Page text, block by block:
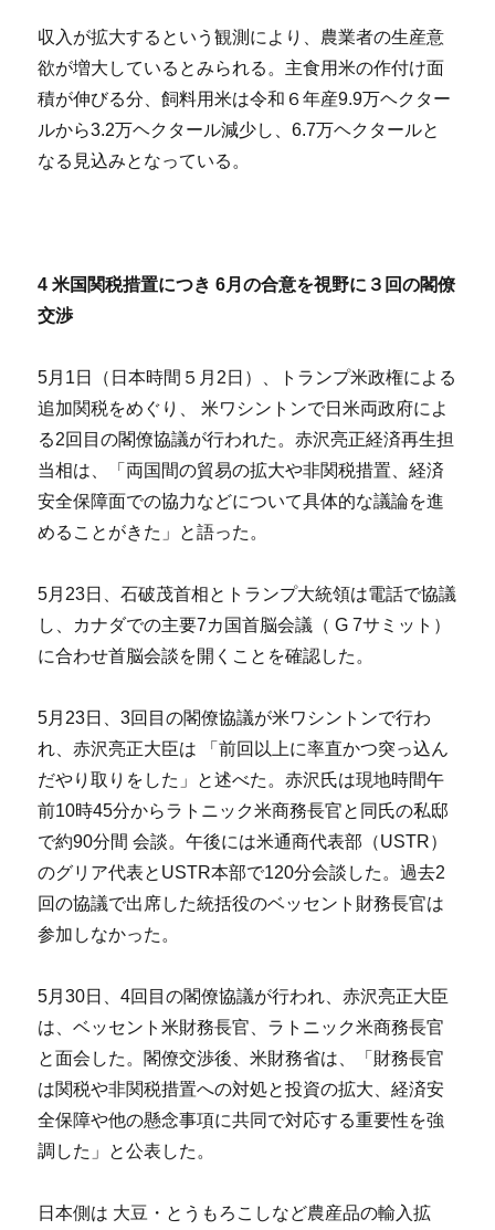
収入が拡大するという観測により、農業者の生産意
欲が増大しているとみられる。主食用米の作付け面
積が伸びる分、飼料用米は令和６年産9.9万ヘクター
ルから3.2万ヘクタール減少し、6.7万ヘクタールと
なる見込みとなっている。
4米国関税措置につき 6月の合意を視野に３回の閣僚
交渉
5月1日（日本時間５月2日）、トランプ米政権による
追加関税をめぐり、 米ワシントンで日米両政府によ
る2回目の閣僚協議が行われた。赤沢亮正経済再生担
当相は、「両国間の貿易の拡大や非関税措置、経済
安全保障面での協力などについて具体的な議論を進
めることがきた」と語った。
5月23日、石破茂首相とトランプ大統領は電話で協議
し、カナダでの主要7カ国首脳会議（ G 7サミット）
に合わせ首脳会談を開くことを確認した。
5月23日、3回目の閣僚協議が米ワシントンで行わ
れ、赤沢亮正大臣は 「前回以上に率直かつ突っ込ん
だやり取りをした」と述べた。赤沢氏は現地時間午
前10時45分からラトニック米商務長官と同氏の私邸
で約90分間 会談。午後には米通商代表部（USTR）
のグリア代表とUSTR本部で120分会談した。過去2
回の協議で出席した統括役のベッセント財務長官は
参加しなかった。
5月30日、4回目の閣僚協議が行われ、赤沢亮正大臣
は、ベッセント米財務長官、ラトニック米商務長官
と面会した。閣僚交渉後、米財務省は、「財務長官
は関税や非関税措置への対処と投資の拡大、経済安
全保障や他の懸念事項に共同で対応する重要性を強
調した」と公表した。
日本側は 大豆・とうもろこしなど農産品の輸入拡